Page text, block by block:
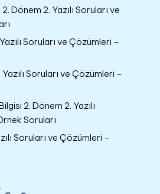
Dönem 2. Yazılı Soruları ve
Soruları ve Çözümleri –
Soruları ve Çözümleri –
2. Dönem 2. Yazılı
Soruları
Soruları ve Çözümleri –